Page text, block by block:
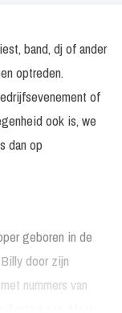
band, dj of ander
optreden.
of
ook is, we
dan op
geboren in de
door zijn
nummers van